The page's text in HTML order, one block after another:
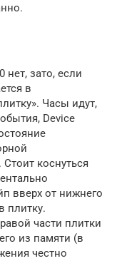
нет, зато, если
в
Часы идут,
Device
коснуться
вверх от нижнего
плитку.
части плитки
из памяти (в
честно